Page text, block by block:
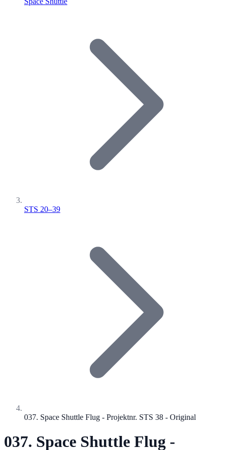
STS 20–39
037. Space Shuttle Flug - Projektnr. STS 38 - Original
037. Space Shuttle Flug -